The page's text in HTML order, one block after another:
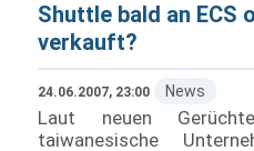
Shuttle bald an ECS
verkauft?
24.06.2007, 23:00 News
Laut neuen
taiwanesische